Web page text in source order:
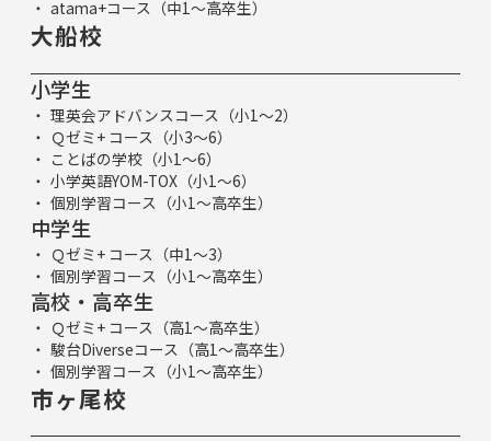
atama+コース（中1～高卒生）
大船校
小学生
理英会アドバンスコース（小1～2）
Ｑゼミ+ コース（小3～6）
ことばの学校（小1～6）
小学英語YOM-TOX（小1～6）
個別学習コース（小1～高卒生）
中学生
Ｑゼミ+ コース（中1～3）
個別学習コース（小1～高卒生）
高校・高卒生
Ｑゼミ+ コース（高1～高卒生）
駿台Diverseコース（高1～高卒生）
個別学習コース（小1～高卒生）
市ヶ尾校